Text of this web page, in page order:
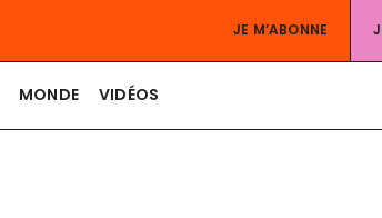
JE M’ABONNE
MONDE VIDÉOS